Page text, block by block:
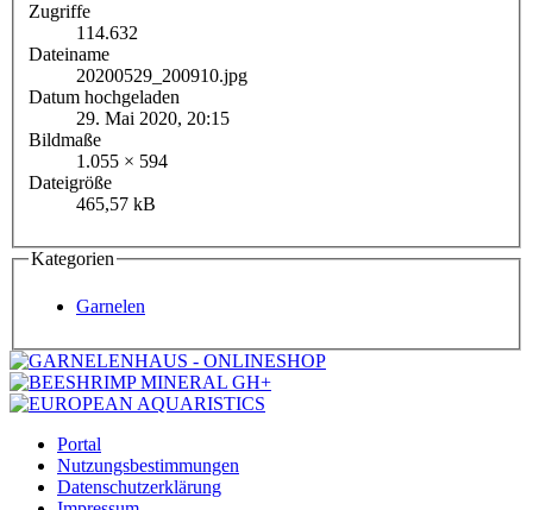
Zugriffe
114.632
Dateiname
20200529_200910.jpg
Datum hochgeladen
29. Mai 2020, 20:15
Bildmaße
1.055 × 594
Dateigröße
465,57 kB
Kategorien
Garnelen
Portal
Nutzungsbestimmungen
Datenschutzerklärung